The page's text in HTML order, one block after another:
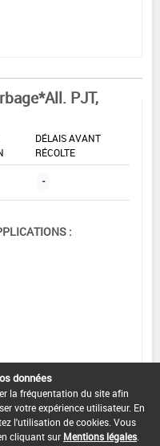
PJT,
DÉLAIS AVANT
RÉCOLTE
-
:
données
la fréquentation du site afin
votre expérience utilisateur. En
l'utilisation de cookies. Vous
cliquant sur Mentions légales